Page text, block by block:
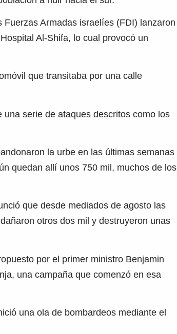
Armadas israelíes (FDI) lanzaron
Al-Shifa, lo cual provocó un
que transitaba por una calle
serie de ataques descritos como los
la urbe en las últimas semanas
quedan allí unos 750 mil, muchos de los
que desde mediados de agosto las
otros dos mil y destruyeron unas
por el primer ministro Benjamin
una campaña que comenzó en esa
una ola de bombardeos mediante el